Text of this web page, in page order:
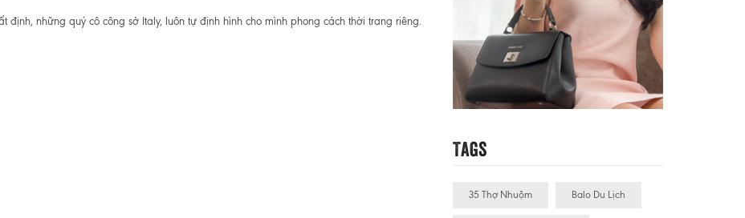
định, những quý cô công sở Italy, luôn tự định hình cho mình phong cách thời trang riêng.
Tags
35 Thợ Nhuộm Balo Du Lịch